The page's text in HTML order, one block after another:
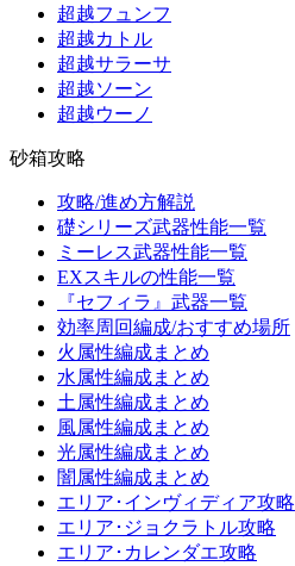
超越フュンフ
超越カトル
超越サラーサ
超越ソーン
超越ウーノ
砂箱攻略
攻略/進め方解説
礎シリーズ武器性能一覧
ミーレス武器性能一覧
EXスキルの性能一覧
『セフィラ』武器一覧
効率周回編成/おすすめ場所
火属性編成まとめ
水属性編成まとめ
土属性編成まとめ
風属性編成まとめ
光属性編成まとめ
闇属性編成まとめ
エリア･インヴィディア攻略
エリア･ジョクラトル攻略
エリア･カレンダエ攻略